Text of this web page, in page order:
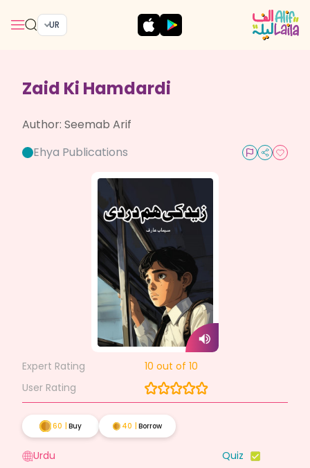
UR
Zaid Ki Hamdardi
Author: Seemab Arif
Ehya Publications
Expert Rating 10 out of 10
User Rating
60 Buy 40 Borrow
Urdu Quiz